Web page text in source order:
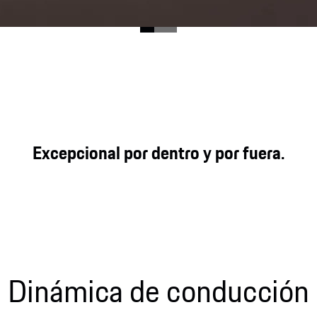
han sido sinónimo de placer de conducción directa,
su expresión contemporánea.
Excepcional por dentro y por fuera.
Dinámica de conducción